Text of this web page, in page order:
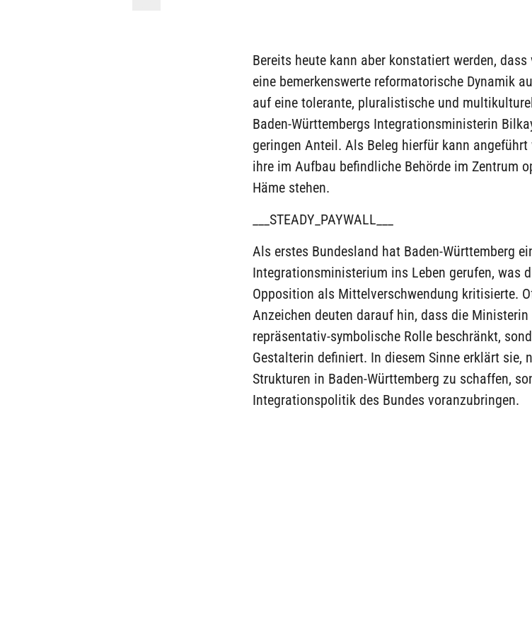
Bereits heute kann aber konstatiert werden,
eine bemerkenswerte reformatorische Dynamik
auf eine tolerante, pluralistische und
Baden-Württembergs Integrationsministerin
geringen Anteil. Als Beleg hierfür kann angeführt
ihre im Aufbau befindliche Behörde im Zentrum
Häme stehen.
___STEADY_PAYWALL___
Als erstes Bundesland hat Baden-Württemberg
Integrationsministerium ins Leben gerufen, was
Opposition als Mittelverschwendung kritisierte.
Anzeichen deuten darauf hin, dass die
repräsentativ-symbolische Rolle beschränkt,
Gestalterin definiert. In diesem Sinne erklärt sie,
Strukturen in Baden-Württemberg zu schaffen,
Integrationspolitik des Bundes voranzubringen.